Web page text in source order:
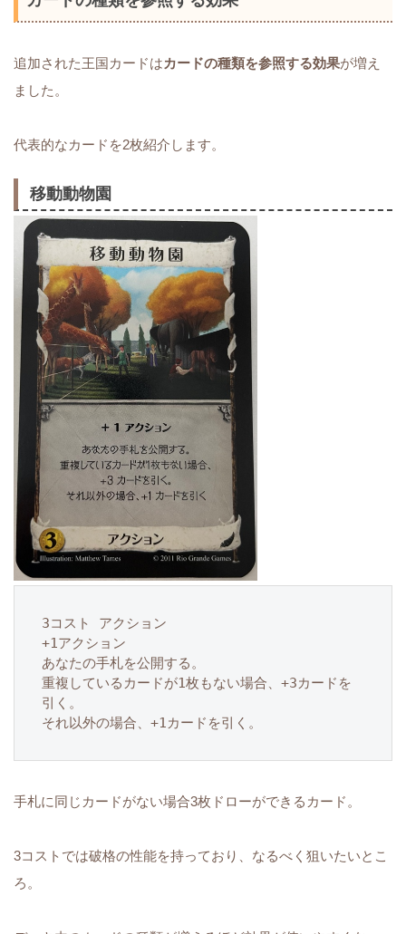
追加された王国カードはカードの種類を参照する効果が増え
ました。
代表的なカードを2枚紹介します。
移動動物園
3コスト アクション
+1アクション
あなたの手札を公開する。
重複しているカードが1枚もない場合、+3カードを
引く。
それ以外の場合、+1カードを引く。
手札に同じカードがない場合3枚ドローができるカード。
3コストでは破格の性能を持っており、なるべく狙いたいとこ
ろ。